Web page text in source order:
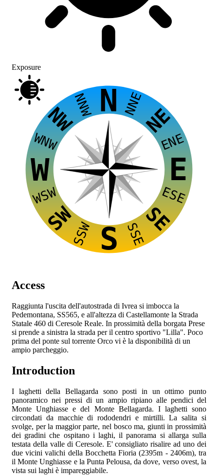
Exposure
E
W
S
N
NW NE
SE
SW
NNE
ENE
ESE
SSE
SSW
WSW
WNW
NNW
Access
Raggiunta l'uscita dell'autostrada di Ivrea si imbocca la
Pedemontana, SS565, e all'altezza di Castellamonte la Strada
Statale 460 di Ceresole Reale. In prossimità della borgata Prese
si prende a sinistra la strada per il centro sportivo "Lilla". Poco
prima del ponte sul torrente Orco vi è la disponibilità di un
ampio parcheggio.
Introduction
I laghetti della Bellagarda sono posti in un ottimo punto
panoramico nei pressi di un ampio ripiano alle pendici del
Monte Unghiasse e del Monte Bellagarda. I laghetti sono
circondati da macchie di rododendri e mirtilli. La salita si
svolge, per la maggior parte, nel bosco ma, giunti in prossimità
dei gradini che ospitano i laghi, il panorama si allarga sulla
testata della valle di Ceresole. E' consigliato risalire ad uno dei
due vicini valichi della Bocchetta Fioria (2395m - 2406m), tra
il Monte Unghiasse e la Punta Pelousa, da dove, verso ovest, la
vista sui laghi è impareggiabile.